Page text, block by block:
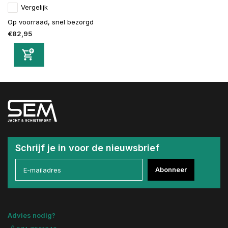
Vergelijk
Op voorraad, snel bezorgd
€82,95
Schrijf je in voor de nieuwsbrief
Abonneer
Advies nodig?